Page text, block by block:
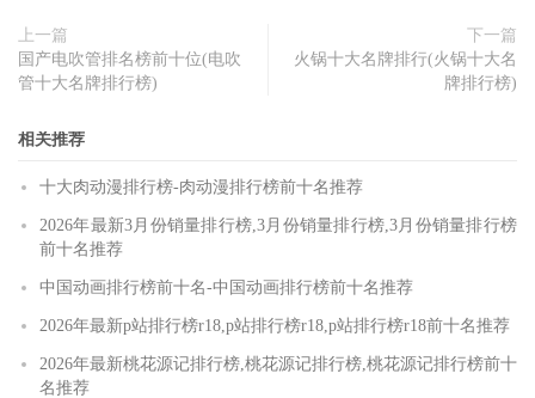
上一篇
国产电吹管排名榜前十位(电吹
管十大名牌排行榜)
下一篇
火锅十大名牌排行(火锅十大名
牌排行榜)
相关推荐
十大肉动漫排行榜-肉动漫排行榜前十名推荐
2026年最新3月份销量排行榜,3月份销量排行榜,3月份销量排行榜
前十名推荐
中国动画排行榜前十名-中国动画排行榜前十名推荐
2026年最新p站排行榜r18,p站排行榜r18,p站排行榜r18前十名推荐
2026年最新桃花源记排行榜,桃花源记排行榜,桃花源记排行榜前十
名推荐